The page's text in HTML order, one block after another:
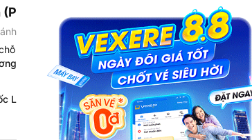
Thiết)
giá)
Lộ 1A)
Tôi rất hài
Phương Anh
Thông tin chi